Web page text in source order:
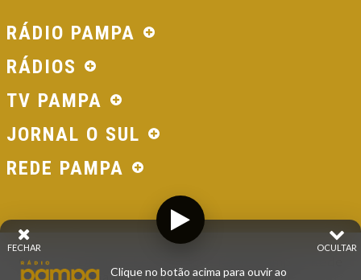
RÁDIO PAMPA
RÁDIOS
TV PAMPA
JORNAL O SUL
REDE PAMPA
© 2026 - Direitos Reservados - Rádio Pampa - Rede
Pampa de Comunicação | RS - Brasil.
OCULTAR
FECHAR
Clique no botão acima para ouvir ao